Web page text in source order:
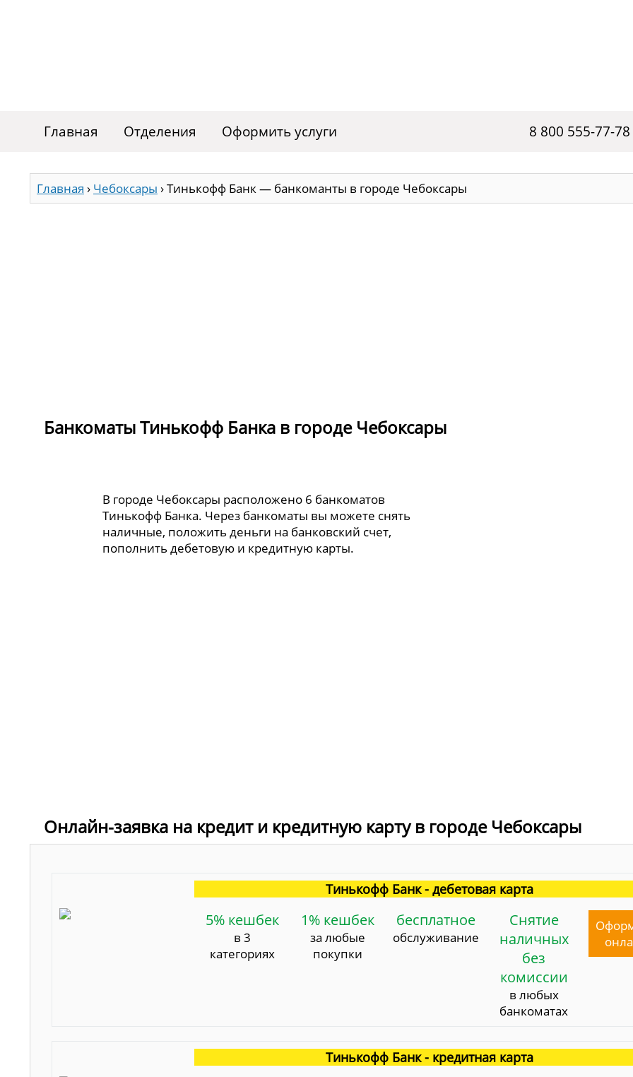
Главная Отделения Оформить услуги 8 800 555-77-78
Главная › Чебоксары ›Тинькофф Банк — банкоманты в городе Чебоксары
Банкоматы Тинькофф Банка в городе Чебоксары
В городе Чебоксары расположено 6 банкоматов
Тинькофф Банка. Через банкоматы вы можете снять
наличные, положить деньги на банковский счет,
пополнить дебетовую и кредитную карты.
Онлайн-заявка на кредит и кредитную карту в городе Чебоксары
Тинькофф Банк - дебетовая карта
5% кешбек
в 3
категориях
1% кешбек
за любые
покупки
бесплатное
обслуживание
Снятие
наличных
без
комиссии
в любых
банкоматах
Тинькофф Банк - кредитная карта